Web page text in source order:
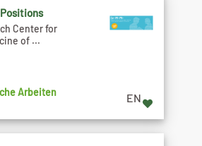
Center for
of ...
Arbeiten EN